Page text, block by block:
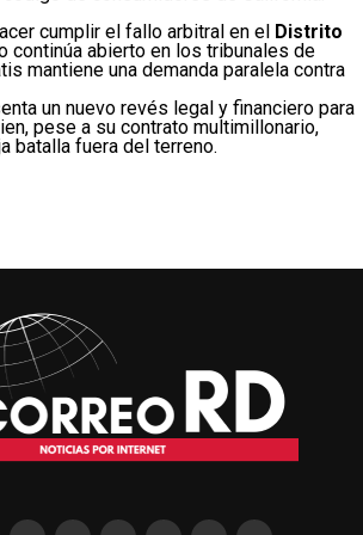
cumplir el fallo arbitral en el Distrito
continúa abierto en los tribunales de
mantiene una demanda paralela contra
un nuevo revés legal y financiero para
pese a su contrato multimillonario,
batalla fuera del terreno.